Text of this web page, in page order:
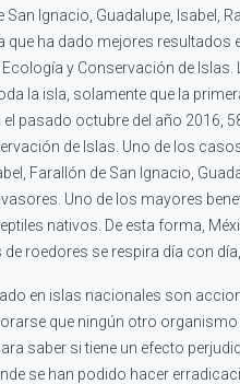
Ignacio, Guadalupe, Isabel,
ha dado mejores
y Conservación de
la isla, solamente que la
pasado octubre del año
de Islas. Uno de los
Farallón de San Ignacio,
Uno de los mayores
nativos. De esta forma,
roedores se respira día con
en islas nacionales son
que ningún otro
saber si tiene un efecto
se han podido hacer